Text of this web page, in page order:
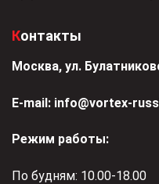
Контакты
Москва, ул.
Е-mail: info@vortex-
Режим работы:
По будням: 10.00-18.00